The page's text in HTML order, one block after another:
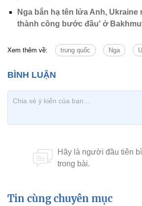
Nga bắn hạ tên lửa Anh, Ukraine
thành công bước đầu' ở
Xem thêm về: trung quốc Nga
Tin cùng chuyên mục